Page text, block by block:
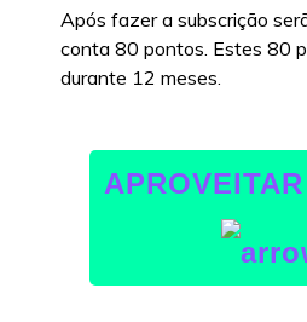
Após fazer a subscrição
conta 80 pontos. Estes 80
durante 12 meses.